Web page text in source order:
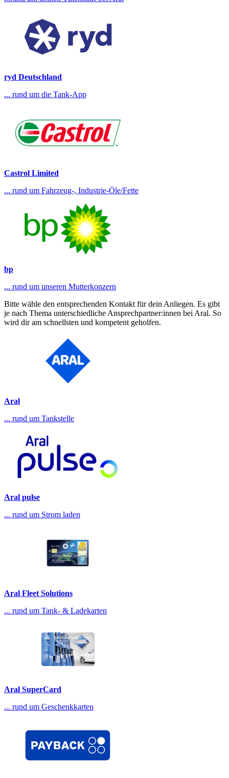
ryd Deutschland
... rund um die Tank-App
Castrol Limited
... rund um Fahrzeug-, Industrie-Öle/Fette
bp
... rund um unseren Mutterkonzern
Bitte wähle den entsprechenden Kontakt für dein Anliegen. Es gibt
je nach Thema unterschiedliche Ansprechpartner:innen bei Aral. So
wird dir am schnellsten und kompetent geholfen.
Aral
... rund um Tankstelle
Aral pulse
... rund um Strom laden
Aral Fleet Solutions
... rund um Tank- & Ladekarten
Aral SuperCard
... rund um Geschenkkarten